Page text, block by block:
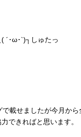
´･ω･`)┐しゅたっ
載せましたが今月か
できればと思います。